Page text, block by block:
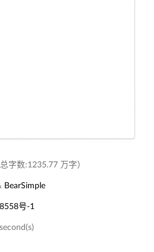
字数:1235.77 万字）
BearSimple
号-1